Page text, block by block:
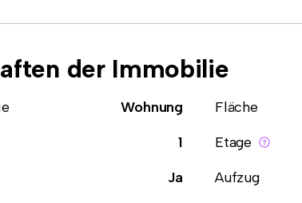
der Immobilie
Wohnung Fläche
1 Etage
Ja Aufzug